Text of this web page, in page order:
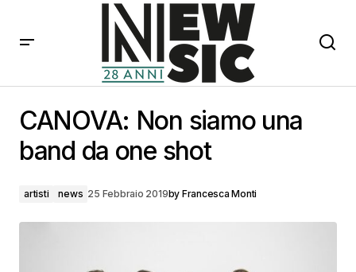
CANOVA: Non siamo una
band da one shot
artisti news 25 Febbraio 2019by Francesca Monti